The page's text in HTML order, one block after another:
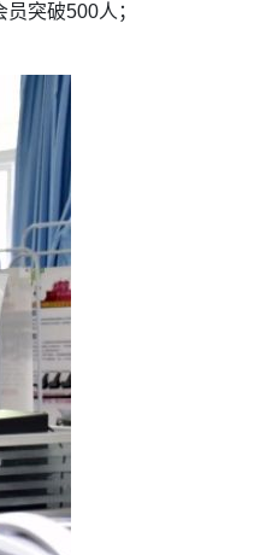
突破500人；